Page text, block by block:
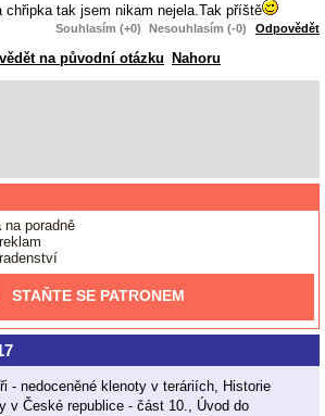
chřipka tak jsem nikam nejela.Tak příště
Souhlasím (+0) Nesouhlasím (-0) Odpovědět
na původní otázku Nahoru
na poradně
STAŇTE SE PATRONEM
- nedoceněné klenoty v teráriích, Historie
v České republice - část 10., Úvod do